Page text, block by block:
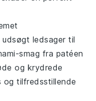
ledsager til
smag fra patéen
og krydrede
og tilfredsstillende